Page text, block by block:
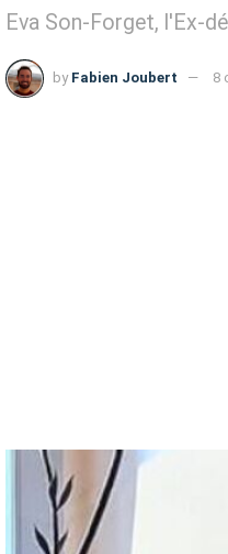
Eva Son-Forget, l'Ex-
by Fabien Joubert 8